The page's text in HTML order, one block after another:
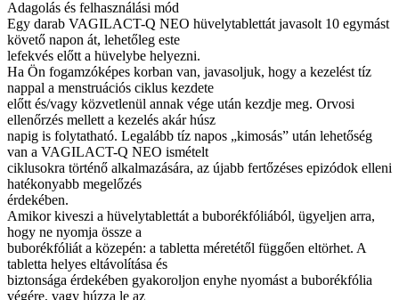
Adagolás és felhasználási mód
Egy darab VAGILACT-Q NEO hüvelytablettát javasolt 10 egymást
követő napon át, lehetőleg este
lefekvés előtt a hüvelybe helyezni.
Ha Ön fogamzóképes korban van, javasoljuk, hogy a kezelést tíz
nappal a menstruációs ciklus kezdete
előtt és/vagy közvetlenül annak vége után kezdje meg. Orvosi
ellenőrzés mellett a kezelés akár húsz
napig is folytatható. Legalább tíz napos „kimosás” után lehetőség
van a VAGILACT-Q NEO ismételt
ciklusokra történő alkalmazására, az újabb fertőzéses epizódok elleni
hatékonyabb megelőzés
érdekében.
Amikor kiveszi a hüvelytablettát a buborékfóliából, ügyeljen arra,
hogy ne nyomja össze a
buborékfóliát a közepén: a tabletta méretétől függően eltörhet. A
tabletta helyes eltávolítása és
biztonsága érdekében gyakoroljon enyhe nyomást a buborékfólia
végére, vagy húzza le az